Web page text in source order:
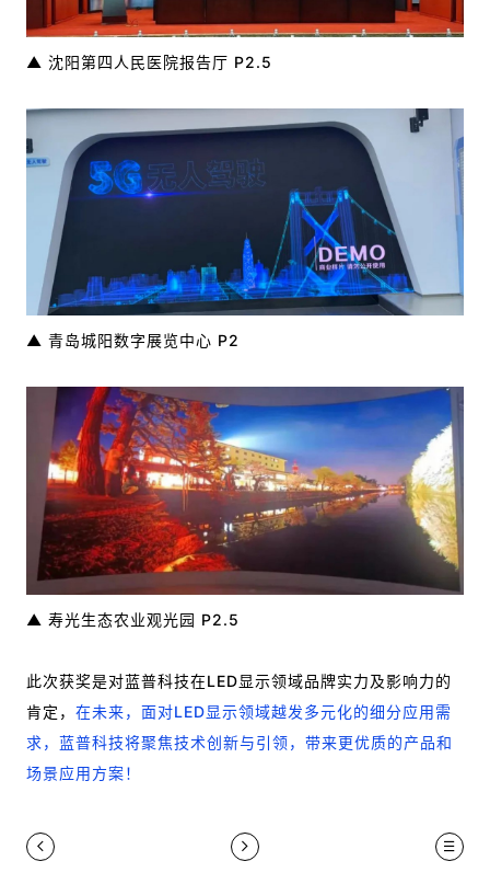
▲ 沈阳第四人民医院报告厅 P2.5
▲ 青岛城阳数字展览中心 P2
▲ 寿光生态农业观光园 P2.5
此次获奖是对蓝普科技在LED显示领域品牌实力及影响力的
肯定， 在未来，面对LED显示领域越发多元化的细分应用需
求，蓝普科技将聚焦技术创新与引领，带来更优质的产品和
场景应用方案！